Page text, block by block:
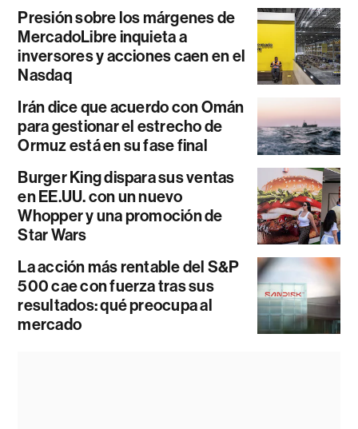
Presión sobre los márgenes de
MercadoLibre inquieta a
inversores y acciones caen en el
Nasdaq
Irán dice que acuerdo con Omán
para gestionar el estrecho de
Ormuz está en su fase final
Burger King dispara sus ventas
en EE.UU. con un nuevo
Whopper y una promoción de
Star Wars
La acción más rentable del S&P
500 cae con fuerza tras sus
resultados: qué preocupa al
mercado